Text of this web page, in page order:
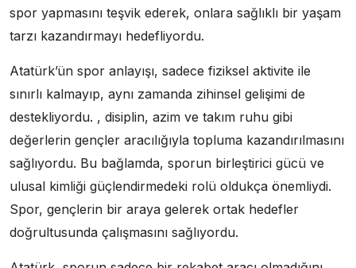
spor yapmasını teşvik ederek, onlara sağlıklı bir yaşam
tarzı kazandırmayı hedefliyordu.
Atatürk’ün spor anlayışı, sadece fiziksel aktivite ile
sınırlı kalmayıp, aynı zamanda zihinsel gelişimi de
destekliyordu. , disiplin, azim ve takım ruhu gibi
değerlerin gençler aracılığıyla topluma kazandırılmasını
sağlıyordu. Bu bağlamda, sporun birleştirici gücü ve
ulusal kimliği güçlendirmedeki rolü oldukça önemliydi.
Spor, gençlerin bir araya gelerek ortak hedefler
doğrultusunda çalışmasını sağlıyordu.